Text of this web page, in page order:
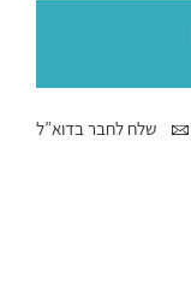
שלח לחבר בדוא”ל